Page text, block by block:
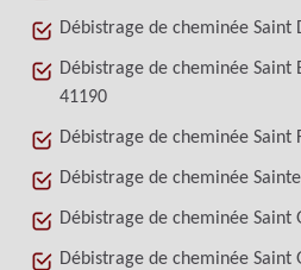
Débistrage de cheminée Saint
Débistrage de cheminée Saint
41190
Débistrage de cheminée Saint
Débistrage de cheminée
Débistrage de cheminée Saint
Débistrage de cheminée Saint